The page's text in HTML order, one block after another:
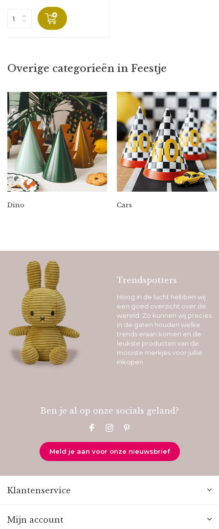
Overige categorieën in Feestje
Dino Cars
Trendspotters
Hoog in de lucht hebben wij
een goed overzicht over de
wereld. Zo kunnen wij precies
in de gaten houden welke
trends eraan komen en de
leukste producten van de
mooiste merkjes voor jullie
inkopen.
Ben je al op onze socials geland?
Meld je aan voor onze nieuwsbrief
Klantenservice
Mijn account